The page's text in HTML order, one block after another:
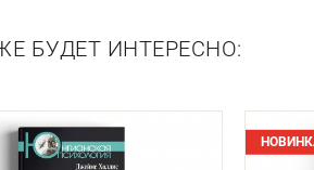
БУДЕТ ИНТЕРЕСНО: